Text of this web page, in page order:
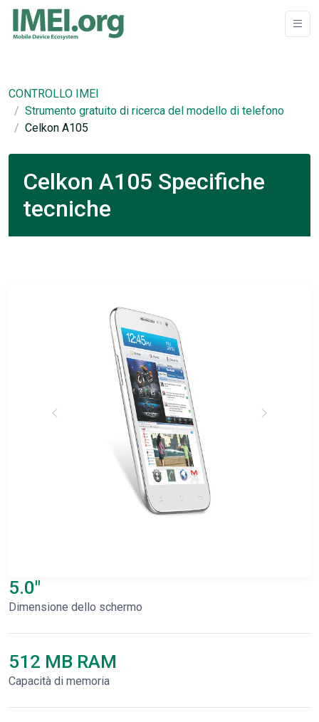
CONTROLLO IMEI
Strumento gratuito di ricerca del modello di telefono
Celkon A105
Celkon A105 Specifiche
tecniche
5.0"
Dimensione dello schermo
512 MB RAM
Capacità di memoria